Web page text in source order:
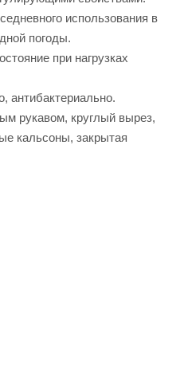
использования в
погоды.
при нагрузках
антибактериально.
рукавом, круглый вырез,
кальсоны, закрытая